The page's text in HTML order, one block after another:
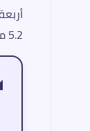
أربعة
5.2 متر. مدى